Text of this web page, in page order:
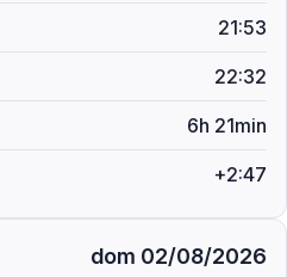
21:53
22:32
6h 21min
+2:47
dom 02/08/2026